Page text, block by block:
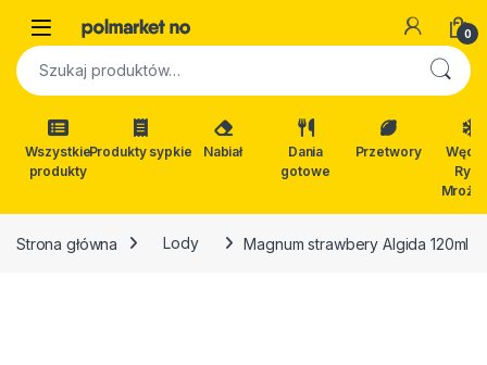
Open 0
Szukaj:
Wszystkie
produkty
Produkty sypkie Nabiał
Dania
gotowe
Przetwory
Ryby
Strona główna Lody Magnum strawbery Algida 120ml